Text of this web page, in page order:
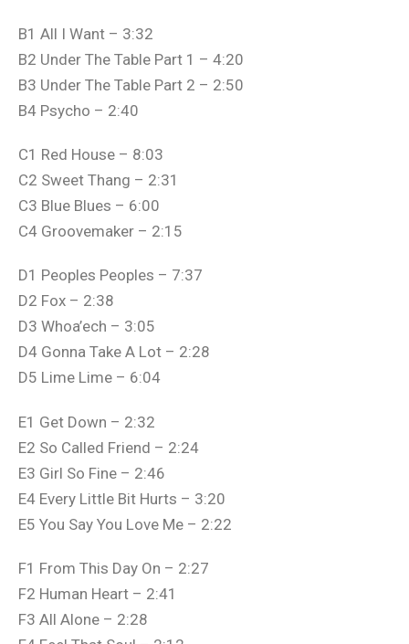
B1 All I Want – 3:32
B2 Under The Table Part 1 – 4:20
B3 Under The Table Part 2 – 2:50
B4 Psycho – 2:40
C1 Red House – 8:03
C2 Sweet Thang – 2:31
C3 Blue Blues – 6:00
C4 Groovemaker – 2:15
D1 Peoples Peoples – 7:37
D2 Fox – 2:38
D3 Whoa’ech – 3:05
D4 Gonna Take A Lot – 2:28
D5 Lime Lime – 6:04
E1 Get Down – 2:32
E2 So Called Friend – 2:24
E3 Girl So Fine – 2:46
E4 Every Little Bit Hurts – 3:20
E5 You Say You Love Me – 2:22
F1 From This Day On – 2:27
F2 Human Heart – 2:41
F3 All Alone – 2:28